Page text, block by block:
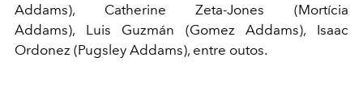
Addams), Catherine Zeta-Jones (Mortícia
Addams), Luis Guzmán (Gomez Addams), Isaac
Ordonez (Pugsley Addams), entre outos.